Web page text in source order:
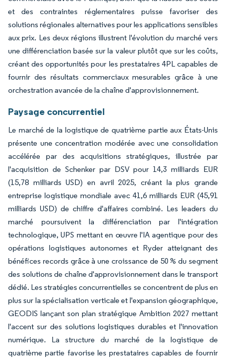
et des contraintes réglementaires puisse favoriser des
solutions régionales alternatives pour les applications sensibles
aux prix. Les deux régions illustrent l'évolution du marché vers
une différenciation basée sur la valeur plutôt que sur les coûts,
créant des opportunités pour les prestataires 4PL capables de
fournir des résultats commerciaux mesurables grâce à une
orchestration avancée de la chaîne d'approvisionnement.
Paysage concurrentiel
Le marché de la logistique de quatrième partie aux États-Unis
présente une concentration modérée avec une consolidation
accélérée par des acquisitions stratégiques, illustrée par
l'acquisition de Schenker par DSV pour 14,3 milliards EUR
(15,78 milliards USD) en avril 2025, créant la plus grande
entreprise logistique mondiale avec 41,6 milliards EUR (45,91
milliards USD) de chiffre d'affaires combiné. Les leaders du
marché poursuivent la différenciation par l'intégration
technologique, UPS mettant en œuvre l'IA agentique pour des
opérations logistiques autonomes et Ryder atteignant des
bénéfices records grâce à une croissance de 50 % du segment
des solutions de chaîne d'approvisionnement dans le transport
dédié. Les stratégies concurrentielles se concentrent de plus en
plus sur la spécialisation verticale et l'expansion géographique,
GEODIS lançant son plan stratégique Ambition 2027 mettant
l'accent sur des solutions logistiques durables et l'innovation
numérique. La structure du marché de la logistique de
quatrième partie favorise les prestataires capables de fournir